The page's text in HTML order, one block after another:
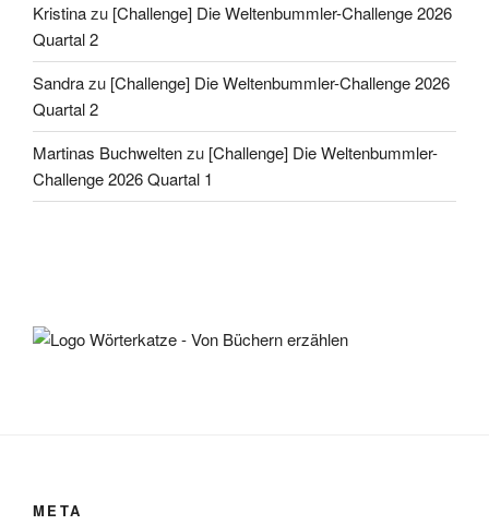
Kristinazu [Challenge] Die Weltenbummler-Challenge 2026
Quartal 2
Sandrazu [Challenge] Die Weltenbummler-Challenge 2026
Quartal 2
Martinas Buchweltenzu [Challenge] Die Weltenbummler-
Challenge 2026 Quartal 1
META